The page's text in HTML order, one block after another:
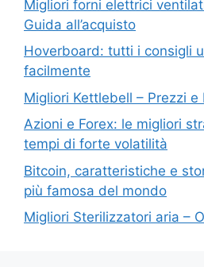
Migliori forni elettrici
Guida all’acquisto
Hoverboard: tutti i consigli
facilmente
Migliori Kettlebell – Prezzi e
Azioni e Forex: le migliori
tempi di forte volatilità
Bitcoin, caratteristiche e
più famosa del mondo
Migliori Sterilizzatori aria –